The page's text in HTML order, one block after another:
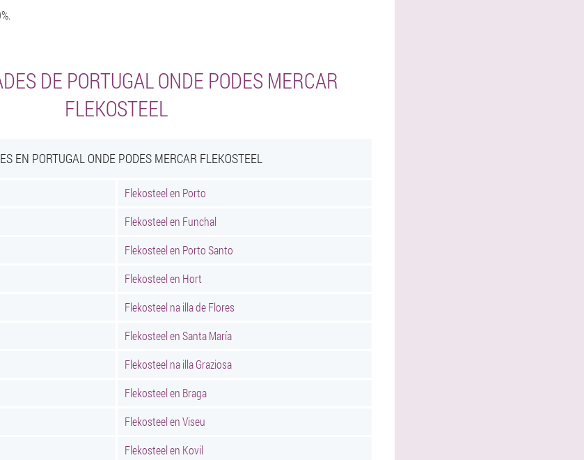
DE PORTUGAL ONDE PODES MERCAR
FLEKOSTEEL
EN PORTUGAL ONDE PODES MERCAR FLEKOSTEEL
Flekosteel en Porto
Flekosteel en Funchal
Flekosteel en Porto Santo
Flekosteel en Hort
Flekosteel na illa de Flores
Flekosteel en Santa María
Flekosteel na illa Graziosa
Flekosteel en Braga
Flekosteel en Viseu
Flekosteel en Kovil